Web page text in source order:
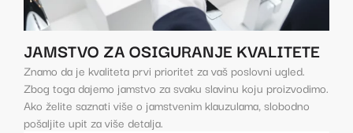
JAMSTVO ZA OSIGURANJE KVALITETE
Znamo da je kvaliteta prvi prioritet za vaš poslovni ugled.
Zbog toga dajemo jamstvo za svaku slavinu koju proizvodimo.
Ako želite saznati više o jamstvenim klauzulama, slobodno
pošaljite upit za više detalja.